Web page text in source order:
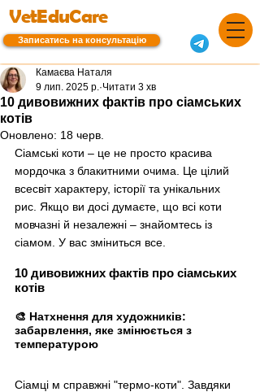
VetEduCare
Записатись на консультацію
10 дивовижних фактів про сіамських
котів
Камаєва Наталя
9 лип. 2025 р. Читати 3 хв
Оновлено: 18 черв.
Сіамські коти – це не просто красива
мордочка з блакитними очима. Це цілий
всесвіт характеру, історії та унікальних
рис. Якщо ви досі думаєте, що всі коти
мовчазні й незалежні – знайомтесь із
сіамом. У вас зміниться все.
10 дивовижних фактів про сіамських
котів
🎨 Натхнення для художників:
забарвлення, яке змінюється з
температурою
Сіамці м справжні "термо-коти". Завдяки